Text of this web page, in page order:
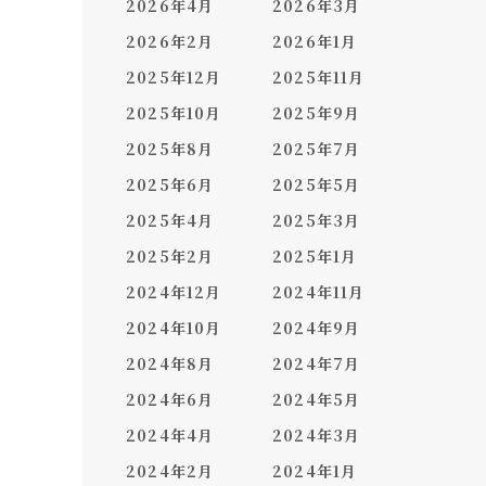
2026年4月
2026年3月
2026年2月
2026年1月
2025年12月
2025年11月
2025年10月
2025年9月
2025年8月
2025年7月
2025年6月
2025年5月
2025年4月
2025年3月
2025年2月
2025年1月
2024年12月
2024年11月
2024年10月
2024年9月
2024年8月
2024年7月
2024年6月
2024年5月
2024年4月
2024年3月
2024年2月
2024年1月